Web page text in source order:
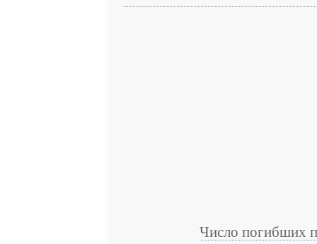
Число погибших